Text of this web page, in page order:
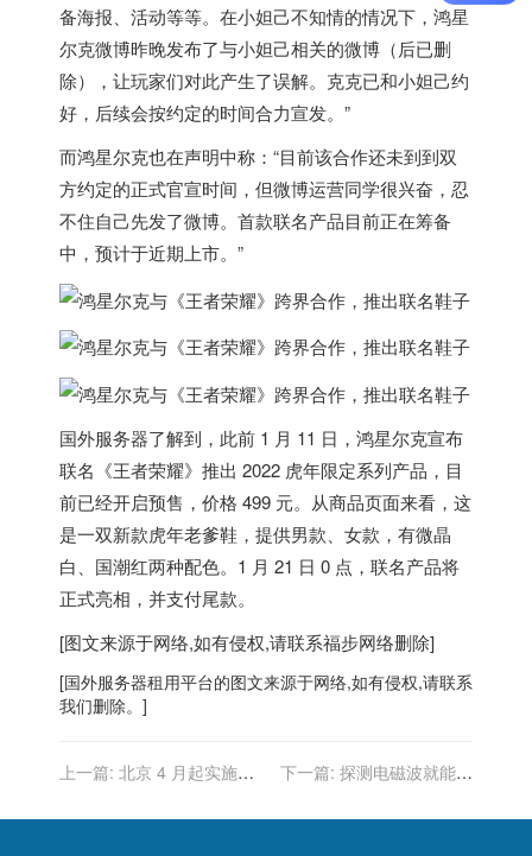
备海报、活动等等。在小妲己不知情的情况下，鸿星
尔克微博昨晚发布了与小妲己相关的微博（后已删
除），让玩家们对此产生了误解。克克已和小妲己约
好，后续会按约定的时间合力宣发。”
而鸿星尔克也在声明中称：“目前该合作还未到到双
方约定的正式官宣时间，但微博运营同学很兴奋，忍
不住自己先发了微博。 首款联名产品目前正在筹备
中 ，预计于近期上市。”
国外服务器了解到，此前 1 月 11 日，鸿星尔克宣布
联名《王者荣耀》推出 2022 虎年限定系列产品，目
前已经开启预售，价格 499 元。从商品页面来看， 这
是一双新款虎年老爹鞋 ，提供男款、女款，有微晶
白、国潮红两种配色。1 月 21 日 0 点，联名产品将
正式亮相，并支付尾款。
[图文来源于网络,如有侵权,请联系福步网络删除]
[国外服务器租用平台的图文来源于网络,如有侵权,请联系
我们删除。]
上一篇: 北京 4 月起实施共
证
下一篇: 探测电磁波就能揪
脑“把脉”吗